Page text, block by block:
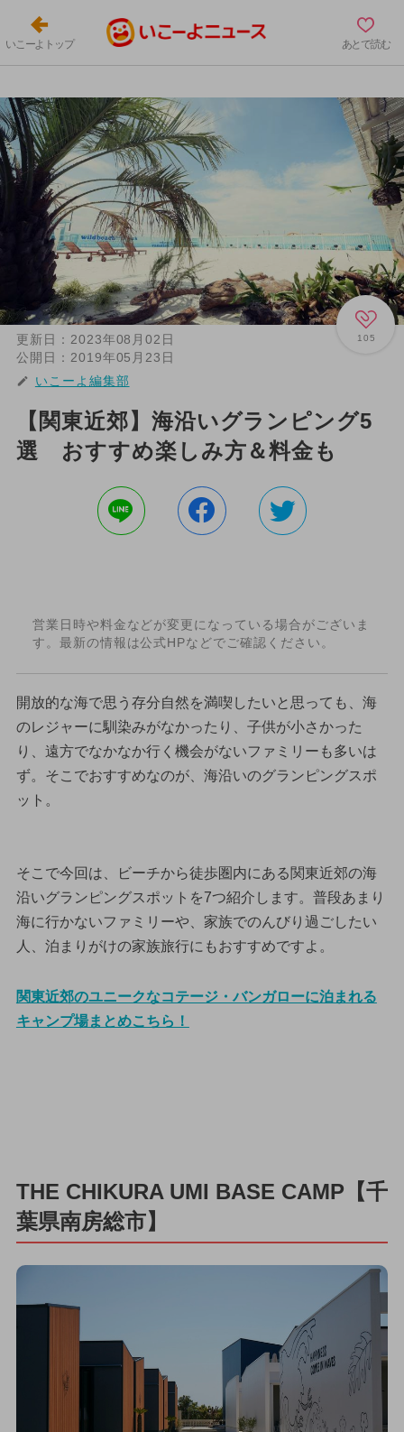
いこーよトップ あとで読む
105
更新日： 2023年08月02日
公開日： 2019年05月23日
いこーよ編集部
【関東近郊】海沿いグランピング5
選 おすすめ楽しみ方＆料金も
営業日時や料金などが変更になっている場合がございま
す。最新の情報は公式HPなどでご確認ください。
開放的な海で思う存分自然を満喫したいと思っても、海
のレジャーに馴染みがなかったり、子供が小さかった
り、遠方でなかなか行く機会がないファミリーも多いは
ず。そこでおすすめなのが、海沿いのグランピングスポ
ット。
そこで今回は、ビーチから徒歩圏内にある関東近郊の海
沿いグランピングスポットを7つ紹介します。普段あまり
海に行かないファミリーや、家族でのんびり過ごしたい
人、泊まりがけの家族旅行にもおすすめですよ。
関東近郊のユニークなコテージ・バンガローに泊まれる
キャンプ場まとめこちら！
THE CHIKURA UMI BASE CAMP【千
葉県南房総市】